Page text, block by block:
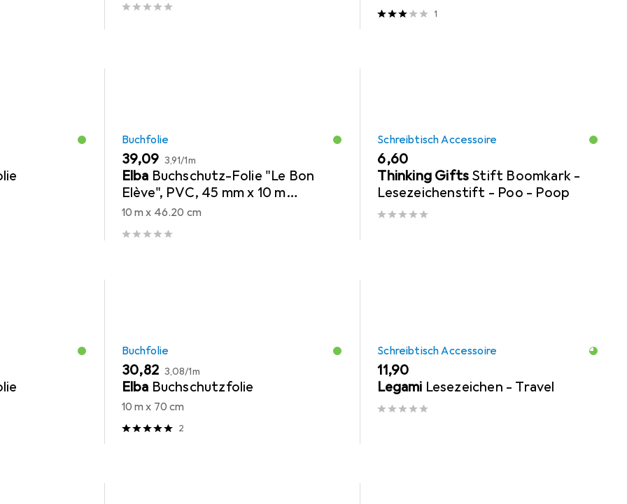
1
Buchfolie
EUR
39,09 EUR
3,91/1m
Elba Buchschutz-Folie "Le Bon
Elève", PVC, 45 mm x 10 m
transparent, zum Schutz von
Büchern
10 m x 46.20 cm
Schreibtisch Accessoire
EUR
6,60
Thinking Gifts Stift Boomkark -
Lesezeichenstift - Poo - Poop
Buchfolie
EUR
30,82 EUR
3,08/1m
Elba Buchschutzfolie
10 m x 70 cm
2
Schreibtisch Accessoire
EUR
11,90
Legami Lesezeichen - Travel